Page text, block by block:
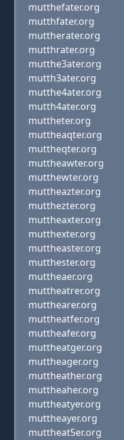
mutthefater.org
mutthfater.org
muttherater.org
mutthrater.org
mutthe3ater.org
mutth3ater.org
mutthe4ater.org
mutth4ater.org
muttheter.org
muttheaqter.org
muttheqter.org
muttheawter.org
mutthewter.org
muttheazter.org
mutthezter.org
muttheaxter.org
mutthexter.org
muttheaster.org
mutthester.org
muttheaer.org
muttheatrer.org
mutthearer.org
muttheatfer.org
muttheafer.org
muttheatger.org
muttheager.org
muttheather.org
muttheaher.org
muttheatyer.org
muttheayer.org
muttheat5er.org